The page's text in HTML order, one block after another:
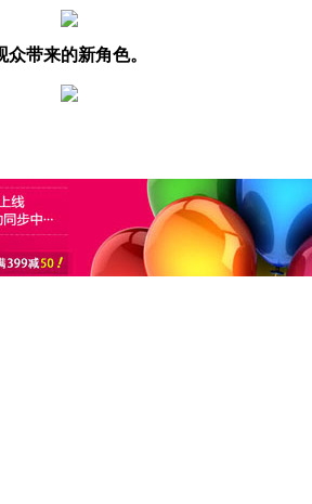
带来的新角色。